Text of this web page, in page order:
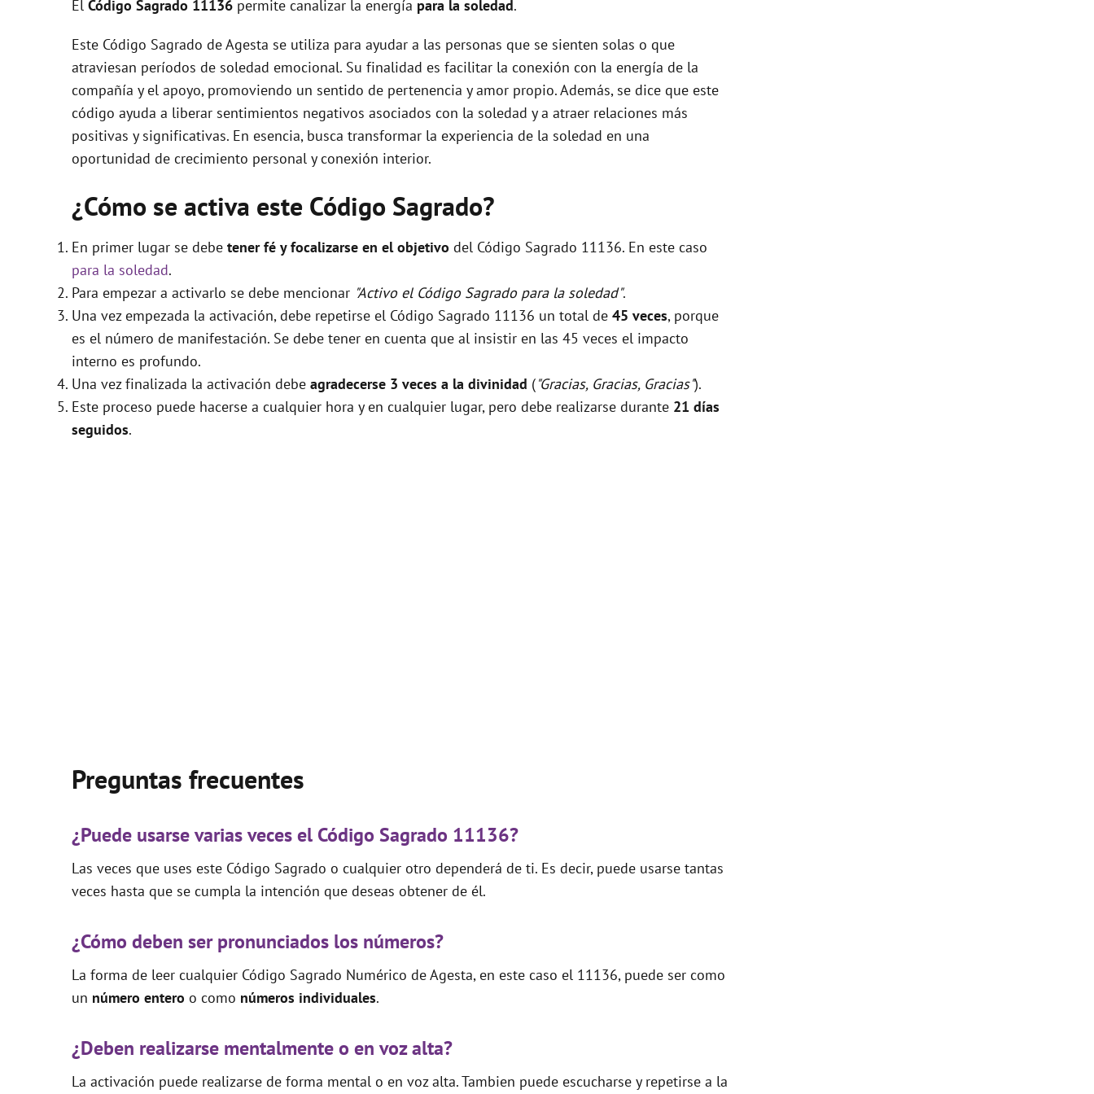
El Código Sagrado 11136 permite canalizar la energía para la soledad.
Este Código Sagrado de Agesta se utiliza para ayudar a las personas que se sienten solas o que
atraviesan períodos de soledad emocional. Su finalidad es facilitar la conexión con la energía de la
compañía y el apoyo, promoviendo un sentido de pertenencia y amor propio. Además, se dice que este
código ayuda a liberar sentimientos negativos asociados con la soledad y a atraer relaciones más
positivas y significativas. En esencia, busca transformar la experiencia de la soledad en una
oportunidad de crecimiento personal y conexión interior.
¿Cómo se activa este Código Sagrado?
En primer lugar se debe tener fé y focalizarse en el objetivo del Código Sagrado 11136. En este caso
para la soledad.
Para empezar a activarlo se debe mencionar "Activo el Código Sagrado para la soledad".
Una vez empezada la activación, debe repetirse el Código Sagrado 11136 un total de 45 veces, porque
es el número de manifestación. Se debe tener en cuenta que al insistir en las 45 veces el impacto
interno es profundo.
Una vez finalizada la activación debe agradecerse 3 veces a la divinidad ("Gracias, Gracias, Gracias").
Este proceso puede hacerse a cualquier hora y en cualquier lugar, pero debe realizarse durante 21 días
seguidos.
Preguntas frecuentes
¿Puede usarse varias veces el Código Sagrado 11136?
Las veces que uses este Código Sagrado o cualquier otro dependerá de ti. Es decir, puede usarse tantas
veces hasta que se cumpla la intención que deseas obtener de él.
¿Cómo deben ser pronunciados los números?
La forma de leer cualquier Código Sagrado Numérico de Agesta, en este caso el 11136, puede ser como
un número entero o como números individuales.
¿Deben realizarse mentalmente o en voz alta?
La activación puede realizarse de forma mental o en voz alta. Tambien puede escucharse y repetirse a la